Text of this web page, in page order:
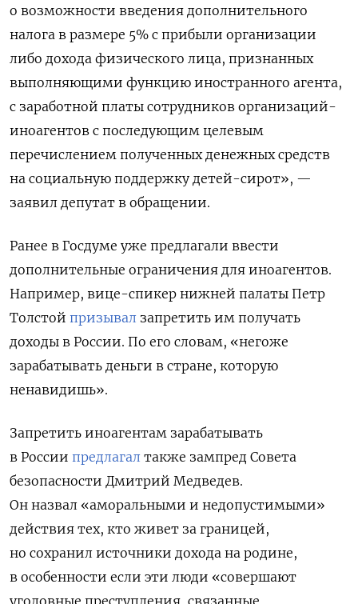
о возможности введения дополнительного
налога в размере 5% с прибыли организации
либо дохода физического лица, признанных
выполняющими функцию иностранного агента,
с заработной платы сотрудников организаций-
иноагентов с последующим целевым
перечислением полученных денежных средств
на социальную поддержку детей-сирот», —
заявил депутат в обращении.
Ранее в Госдуме уже предлагали ввести
дополнительные ограничения для иноагентов.
Например, вице-спикер нижней палаты Петр
Толстой призывал запретить им получать
доходы в России. По его словам, «негоже
зарабатывать деньги в стране, которую
ненавидишь».
Запретить иноагентам зарабатывать
в России предлагал также зампред Совета
безопасности Дмитрий Медведев.
Он назвал «аморальными и недопустимыми»
действия тех, кто живет за границей,
но сохранил источники дохода на родине,
в особенности если эти люди «совершают